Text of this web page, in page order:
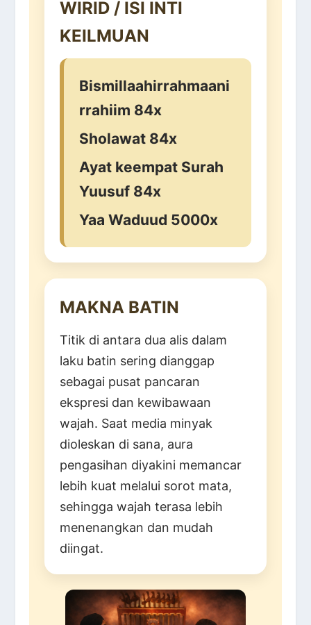
WIRID / ISI INTI
KEILMUAN
Bismillaahirrahmaani
rrahiim 84x
Sholawat 84x
Ayat keempat Surah
Yuusuf 84x
Yaa Waduud 5000x
MAKNA BATIN
Titik di antara dua alis dalam
laku batin sering dianggap
sebagai pusat pancaran
ekspresi dan kewibawaan
wajah. Saat media minyak
dioleskan di sana, aura
pengasihan diyakini memancar
lebih kuat melalui sorot mata,
sehingga wajah terasa lebih
menenangkan dan mudah
diingat.